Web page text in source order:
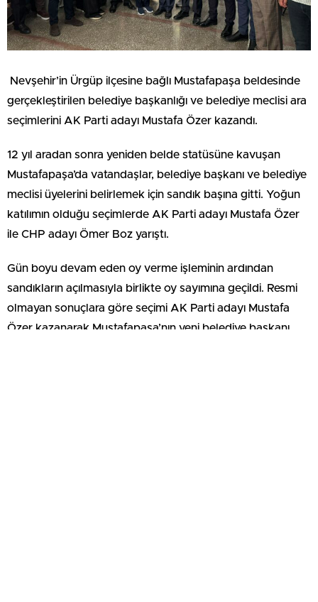
Nevşehir’in Ürgüp ilçesine bağlı Mustafapaşa beldesinde
gerçekleştirilen belediye başkanlığı ve belediye meclisi ara
seçimlerini AK Parti adayı Mustafa Özer kazandı.
12 yıl aradan sonra yeniden belde statüsüne kavuşan
Mustafapaşa’da vatandaşlar, belediye başkanı ve belediye
meclisi üyelerini belirlemek için sandık başına gitti. Yoğun
katılımın olduğu seçimlerde AK Parti adayı Mustafa Özer
ile CHP adayı Ömer Boz yarıştı.
Gün boyu devam eden oy verme işleminin ardından
sandıkların açılmasıyla birlikte oy sayımına geçildi. Resmi
olmayan sonuçlara göre seçimi AK Parti adayı Mustafa
Özer kazanarak Mustafapaşa’nın yeni belediye başkanı